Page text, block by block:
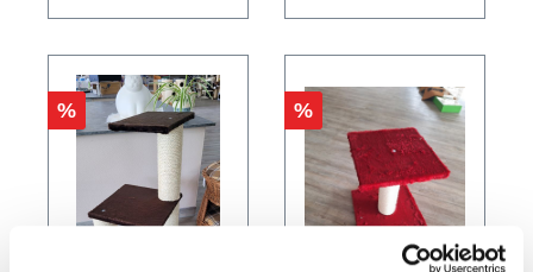
Kratzbaum als zweite
kleine Wohnungen.
Robust und stabil.
Größe Modell: ca. 42
cm lang, 24 cm
hoch. Säule: ca. 38
cm. Nierenförmige
Seitenteile in rot.
Sisal umwickelt und
die aus anderen
Modellen.
% %